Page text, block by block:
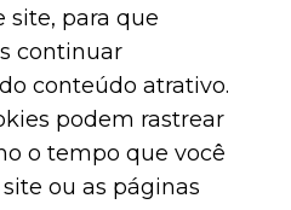
site, para que
continuar
conteúdo atrativo.
podem rastrear
o tempo que você
ou as páginas